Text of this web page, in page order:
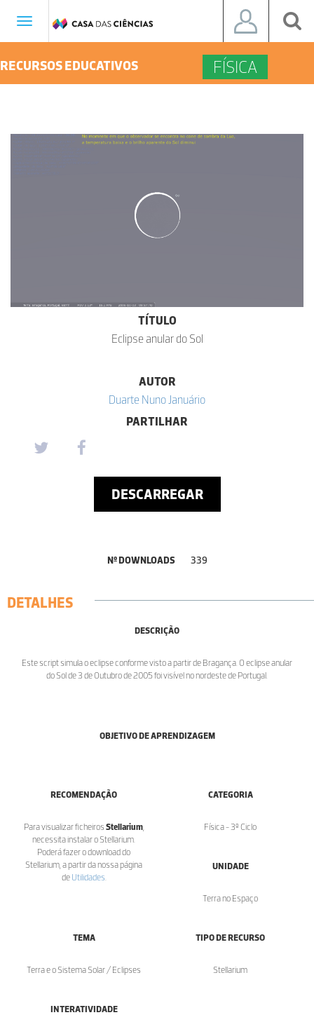
Toggle
RECURSOS EDUCATIVOS FÍSICA
TÍTULO
Eclipse anular do Sol
AUTOR
Duarte Nuno Januário
PARTILHAR
DESCARREGAR
Nº DOWNLOADS 339
DETALHES
DESCRIÇÃO
Este script simula o eclipse conforme visto a partir de Bragança. O eclipse anular
do Sol de 3 de Outubro de 2005 foi visível no nordeste de Portugal.
OBJETIVO DE APRENDIZAGEM
RECOMENDAÇÃO
Para visualizar ficheiros Stellarium,
necessita instalar o Stellarium.
Poderá fazer o download do
Stellarium, a partir da nossa página
de Utilidades
CATEGORIA
Física - 3º Ciclo
UNIDADE
Terra no Espaço
TEMA
Terra e o Sistema Solar / Eclipses
TIPO DE RECURSO
Stellarium
INTERATIVIDADE